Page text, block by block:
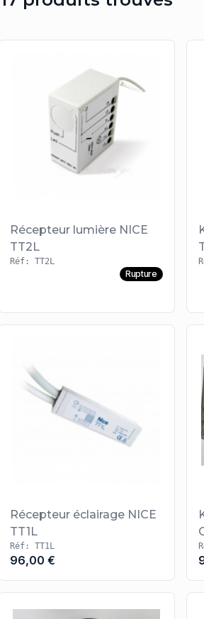
Récepteur lumière NICE
TT2L
Réf: TT2L
Rupture
Récepteur éclairage NICE
TT1L
Réf: TT1L
96,00 €